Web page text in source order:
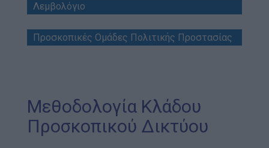
Λεμβολόγιο
Προσκοπικές Ομάδες Πολιτικής Προστασίας
Μεθοδολογία Κλάδου
Προσκοπικού Δικτύου